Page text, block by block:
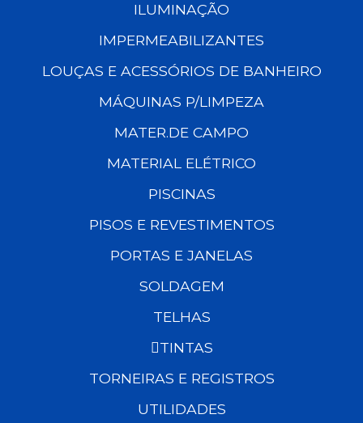
ILUMINAÇÃO
IMPERMEABILIZANTES
LOUÇAS E ACESSÓRIOS DE BANHEIRO
MÁQUINAS P/LIMPEZA
MATER.DE CAMPO
MATERIAL ELÉTRICO
PISCINAS
PISOS E REVESTIMENTOS
PORTAS E JANELAS
SOLDAGEM
TELHAS
TINTAS
TORNEIRAS E REGISTROS
UTILIDADES